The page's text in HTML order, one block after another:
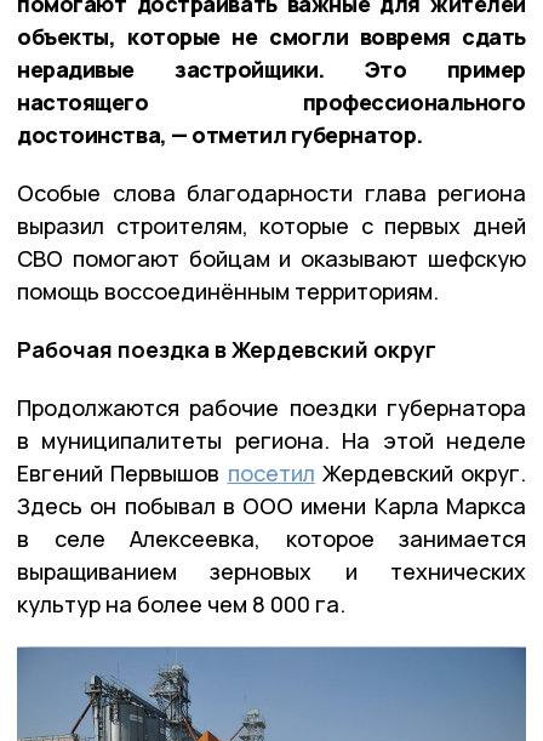
объекты, которые не смогли вовремя сдать
нерадивые застройщики. Это пример
настоящего профессионального
достоинства, — отметил губернатор.
Особые слова благодарности глава региона
выразил строителям, которые с первых дней
СВО помогают бойцам и оказывают шефскую
помощь воссоединённым территориям.
Рабочая поездка в Жердевский округ
Продолжаются рабочие поездки губернатора
в муниципалитеты региона. На этой неделе
Евгений Первышов посетил Жердевский округ.
Здесь он побывал в ООО имени Карла Маркса
в селе Алексеевка, которое занимается
выращиванием зерновых и технических
культур на более чем 8 000 га.